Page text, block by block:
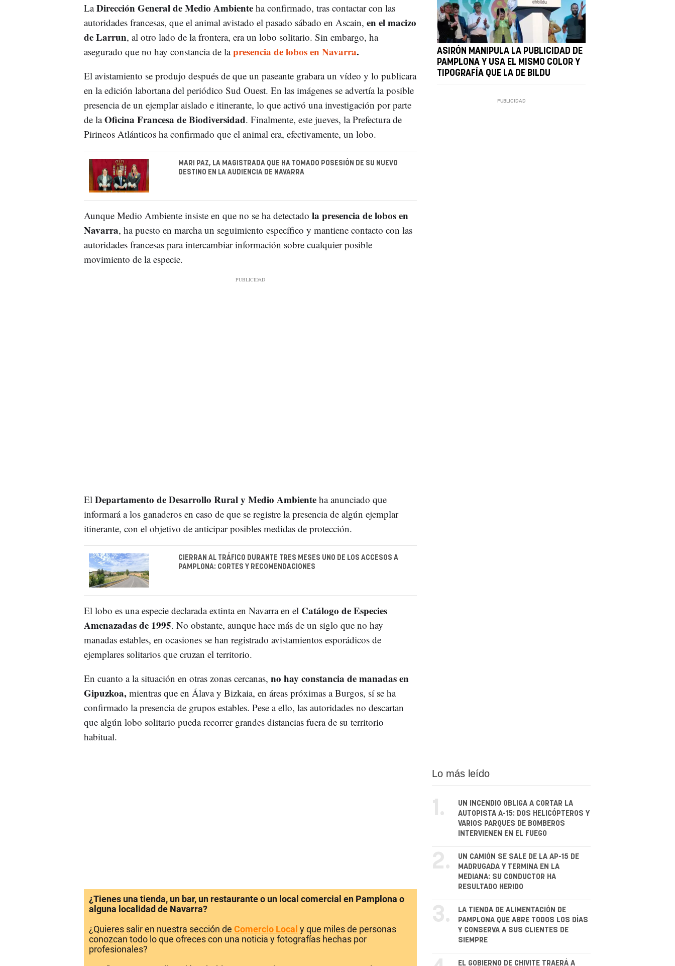
LaDirección General de Medio Ambienteha confirmado, tras contactar con las
autoridades francesas, que el animal avistado el pasado sábado en Ascain, en el macizo
de Larrun, al otro lado de la frontera, era un lobo solitario. Sin embargo, ha
asegurado que no hay constancia de lapresencia de lobos en Navarra.
El avistamiento se produjo después de que un paseante grabara un vídeo y lo publicara
en la edición labortana del periódico Sud Ouest. En las imágenes se advertía la posible
presencia de un ejemplar aislado e itinerante, lo que activó una investigación por parte
de laOficina Francesa de Biodiversidad. Finalmente, este jueves, la Prefectura de
Pirineos Atlánticos ha confirmado que el animal era, efectivamente, un lobo.
MARI PAZ, LA MAGISTRADA QUE HA TOMADO POSESIÓN DE SU NUEVO
DESTINO EN LA AUDIENCIA DE NAVARRA
Aunque Medio Ambiente insiste en que no se ha detectado la presencia de lobos en
Navarra, ha puesto en marcha un seguimiento específico y mantiene contacto con las
autoridades francesas para intercambiar información sobre cualquier posible
movimiento de la especie.
ElDepartamento de Desarrollo Rural y Medio Ambienteha anunciado que
informará a los ganaderos en caso de que se registre la presencia de algún ejemplar
itinerante, con el objetivo de anticipar posibles medidas de protección.
CIERRAN AL TRÁFICO DURANTE TRES MESES UNO DE LOS ACCESOS A
PAMPLONA: CORTES Y RECOMENDACIONES
El lobo es una especie declarada extinta en Navarra en el Catálogo de Especies
Amenazadas de 1995. No obstante, aunque hace más de un siglo que no hay
manadas estables, en ocasiones se han registrado avistamientos esporádicos de
ejemplares solitarios que cruzan el territorio.
En cuanto a la situación en otras zonas cercanas, no hay constancia de manadas en
Gipuzkoa,mientras que en Álava y Bizkaia, en áreas próximas a Burgos, sí se ha
confirmado la presencia de grupos estables. Pese a ello, las autoridades no descartan
que algún lobo solitario pueda recorrer grandes distancias fuera de su territorio
habitual.
ASIRÓN MANIPULA LA PUBLICIDAD DE
PAMPLONA Y USA EL MISMO COLOR Y
TIPOGRAFÍA QUE LA DE BILDU
¿Tienes una tienda, un bar, un restaurante o un local comercial en Pamplona o
alguna localidad de Navarra?
¿Quieres salir en nuestra sección de Comercio Local y que miles de personas
conozcan todo lo que ofreces con una noticia y fotografías hechas por
profesionales?
Lo más leído
1.
UN INCENDIO OBLIGA A CORTAR LA
AUTOPISTA A-15: DOS HELICÓPTEROS Y
VARIOS PARQUES DE BOMBEROS
INTERVIENEN EN EL FUEGO
2.
UN CAMIÓN SE SALE DE LA AP-15 DE
MADRUGADA Y TERMINA EN LA
MEDIANA: SU CONDUCTOR HA
RESULTADO HERIDO
3.
LA TIENDA DE ALIMENTACIÓN DE
PAMPLONA QUE ABRE TODOS LOS DÍAS
Y CONSERVA A SUS CLIENTES DE
SIEMPRE
EL GOBIERNO DE CHIVITE TRAERÁ A